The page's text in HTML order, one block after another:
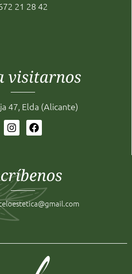
21 28 42
visitarnos
47, Elda (Alicante)